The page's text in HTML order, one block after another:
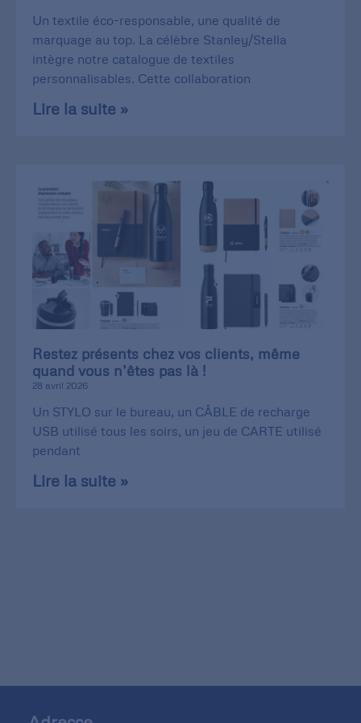
Un textile éco-responsable, une qualité de
marquage au top. La célèbre Stanley/Stella
intègre notre catalogue de textiles
personnalisables. Cette collaboration
Lire la suite »
Restez présents chez vos clients, même
quand vous n’êtes pas là !
28 avril 2026
Un STYLO sur le bureau, un CÂBLE de recharge
USB utilisé tous les soirs, un jeu de CARTE utilisé
pendant
Lire la suite »